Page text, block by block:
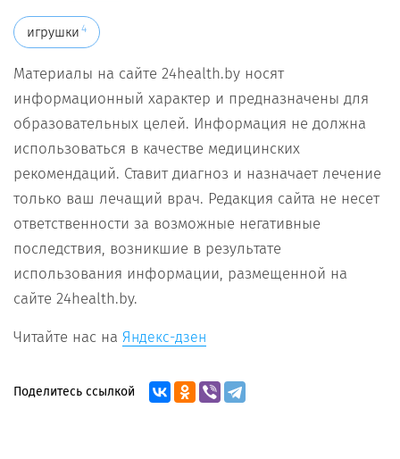
игрушки 4
Материалы на сайте 24health.by носят
информационный характер и предназначены для
образовательных целей. Информация не должна
использоваться в качестве медицинских
рекомендаций. Ставит диагноз и назначает лечение
только ваш лечащий врач. Редакция сайта не несет
ответственности за возможные негативные
последствия, возникшие в результате
использования информации, размещенной на
сайте 24health.by.
Читайте нас на Яндекс-дзен
Поделитесь ссылкой